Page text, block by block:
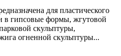
для пластического
в гипсовые формы, жгутовой
скульптуры,
огненной скульптуры...